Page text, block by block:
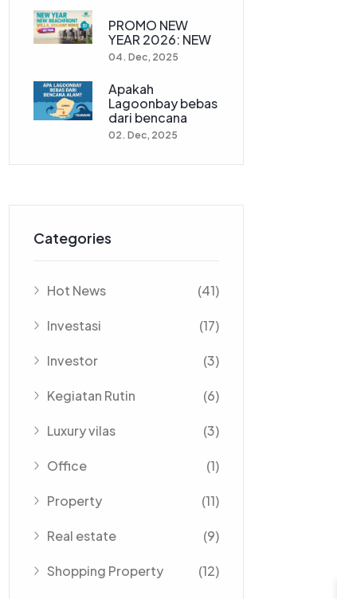
PROMO NEW
YEAR 2026: NEW
04. Dec, 2025
Apakah
Lagoonbay bebas
dari bencana
02. Dec, 2025
Categories
Hot News (41)
Investasi (17)
Investor (3)
Kegiatan Rutin (6)
Luxury vilas (3)
Office (1)
Property (11)
Real estate (9)
Shopping Property (12)